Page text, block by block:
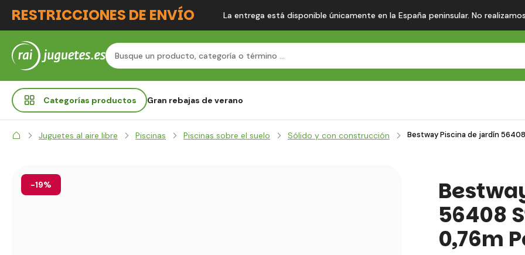
RESTRICCIONES DE ENVÍO La entrega está disponible únicamente en la España peninsular. No
Categorías productos Gran rebajas de verano
Juguetes al aire libre Piscinas Piscinas sobre el suelo Sólido y con construcción Bestway Piscina de jardín
-19%
56408
0,76m